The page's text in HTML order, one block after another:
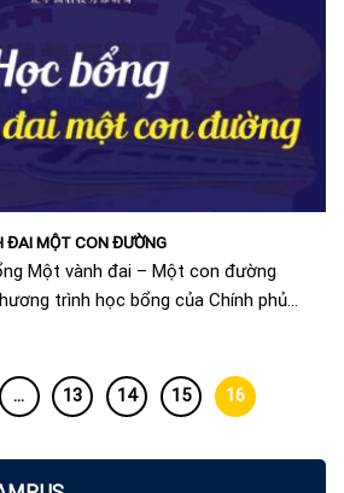
ĐAI MỘT CON ĐƯỜNG
Một vành đai – Một con đường
trình học bổng của Chính phủ
… 13 14 15 16